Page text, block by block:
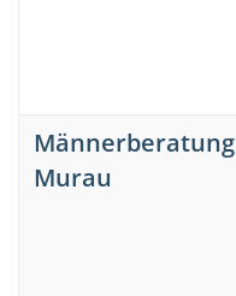
Männerberatung
Murau